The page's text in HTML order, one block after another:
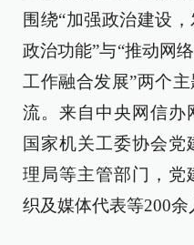
围绕“加强政治建设
政治功能”与“推动网
工作融合发展”两个
流。来自中央网信办
国家机关工委协会党
理局等主管部门，党
织及媒体代表等200余